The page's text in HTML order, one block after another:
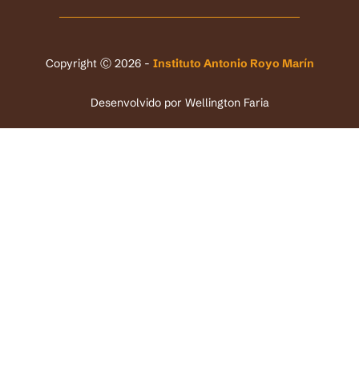
Copyright Ⓒ 2026 - Instituto Antonio Royo Marín
Desenvolvido por Wellington Faria